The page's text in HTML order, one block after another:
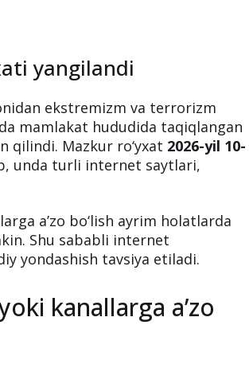
yangilandi
ekstremizm va terrorizm
mamlakat hududida taqiqlangan
qilindi. Mazkur ro‘yxat 2026-yil 10-
unda turli internet saytlari,
a’zo bo‘lish ayrim holatlarda
Shu sababli internet
yondashish tavsiya etiladi.
kanallarga a’zo